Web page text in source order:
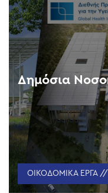
Δημόσια
ΟΙΚΟΔΟΜΙΚΑ ΕΡΓΑ